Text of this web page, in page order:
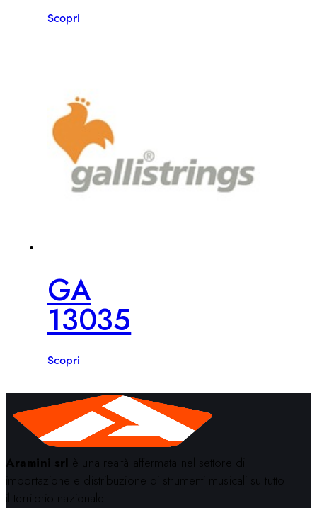
Scopri
GA
13035
Scopri
Aramini srl è una realtà affermata nel settore di
importazione e distribuzione di strumenti musicali su tutto
il territorio nazionale.